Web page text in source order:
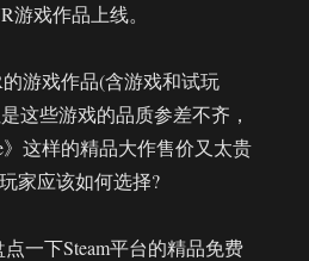
戏作品上线。
的游戏作品(含游戏和试玩
这些游戏的品质参差不齐，
这样的精品大作售价又太贵
家应该如何选择?
一下Steam平台的精品免费